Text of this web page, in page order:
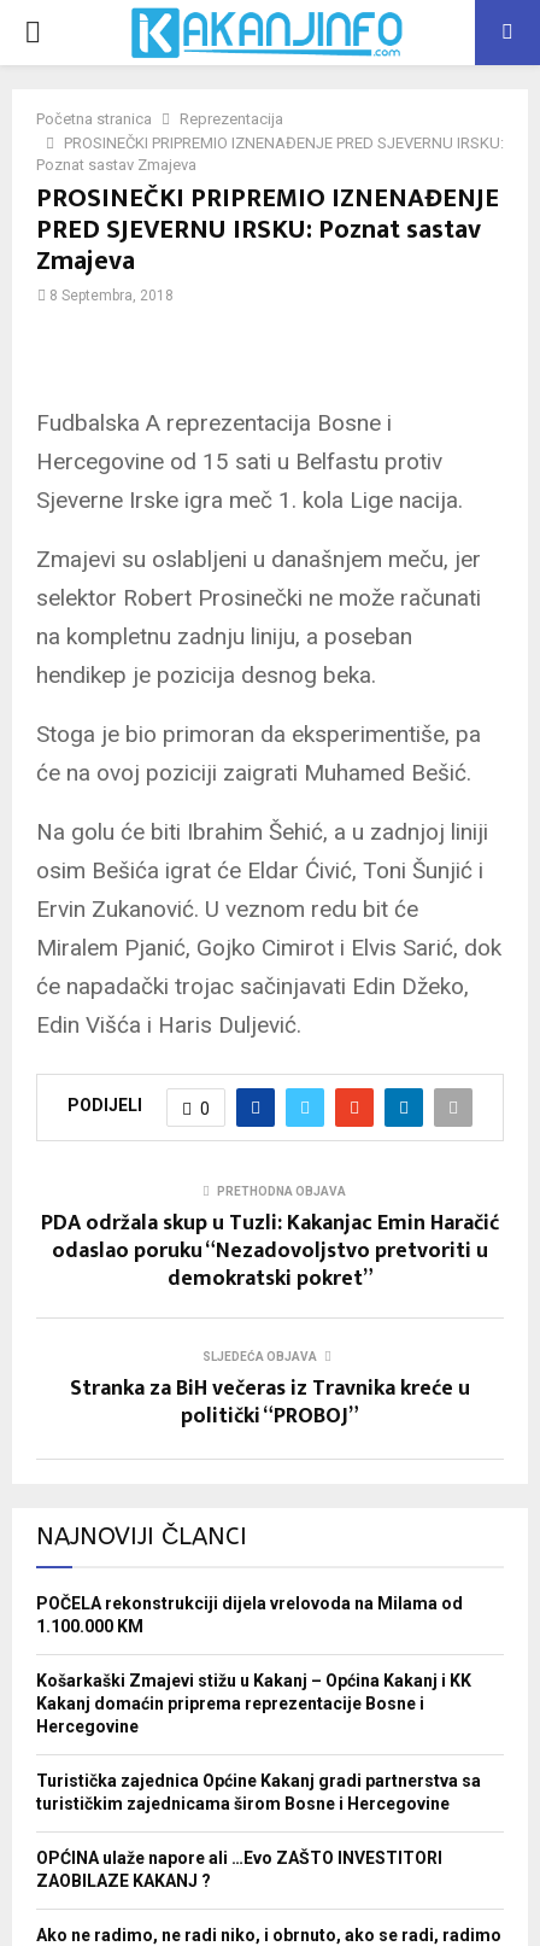
PRIMARY
Početna stranica
Reprezentacija
PROSINEČKI PRIPREMIO IZNENAĐENJE PRED SJEVERNU IRSKU:
Poznat sastav Zmajeva
PROSINEČKI PRIPREMIO IZNENAĐENJE
PRED SJEVERNU IRSKU: Poznat sastav
Zmajeva
8 Septembra, 2018
Fudbalska A reprezentacija Bosne i
Hercegovine od 15 sati u Belfastu protiv
Sjeverne Irske igra meč 1. kola Lige nacija.
Zmajevi su oslabljeni u današnjem meču, jer
selektor Robert Prosinečki ne može računati
na kompletnu zadnju liniju, a poseban
hendikep je pozicija desnog beka.
Stoga je bio primoran da eksperimentiše, pa
će na ovoj poziciji zaigrati Muhamed Bešić.
Na golu će biti Ibrahim Šehić, a u zadnjoj liniji
osim Bešića igrat će Eldar Ćivić, Toni Šunjić i
Ervin Zukanović. U veznom redu bit će
Miralem Pjanić, Gojko Cimirot i Elvis Sarić, dok
će napadački trojac sačinjavati Edin Džeko,
Edin Višća i Haris Duljević.
PODIJELI 0
PRETHODNA OBJAVA
PDA održala skup u Tuzli: Kakanjac Emin Haračić
odaslao poruku “Nezadovoljstvo pretvoriti u
demokratski pokret”
SLJEDEĆA OBJAVA
Stranka za BiH večeras iz Travnika kreće u
politički “PROBOJ”
NAJNOVIJI ČLANCI
POČELA rekonstrukciji dijela vrelovoda na Milama od
1.100.000 KM
Košarkaški Zmajevi stižu u Kakanj – Općina Kakanj i KK
Kakanj domaćin priprema reprezentacije Bosne i
Hercegovine
Turistička zajednica Općine Kakanj gradi partnerstva sa
turističkim zajednicama širom Bosne i Hercegovine
OPĆINA ulaže napore ali …Evo ZAŠTO INVESTITORI
ZAOBILAZE KAKANJ ?
Ako ne radimo, ne radi niko, i obrnuto, ako se radi, radimo